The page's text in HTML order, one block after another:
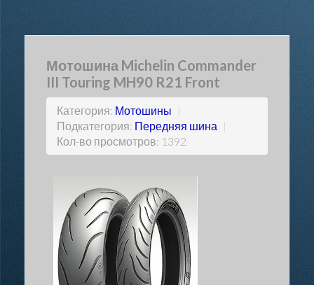
Мотошина Michelin Commander
III Touring MH90 R21 Front
Категория: Мотошины |
Подкатегория: Передняя шина |
Кол-во просмотров: 1392